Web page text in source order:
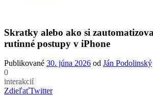
Skratky alebo ako si
rutinné postupy v iPhone
Publikované 30. júna 2026 od Ján Podolinský
0
interakcií
ZdieľaťTwitter